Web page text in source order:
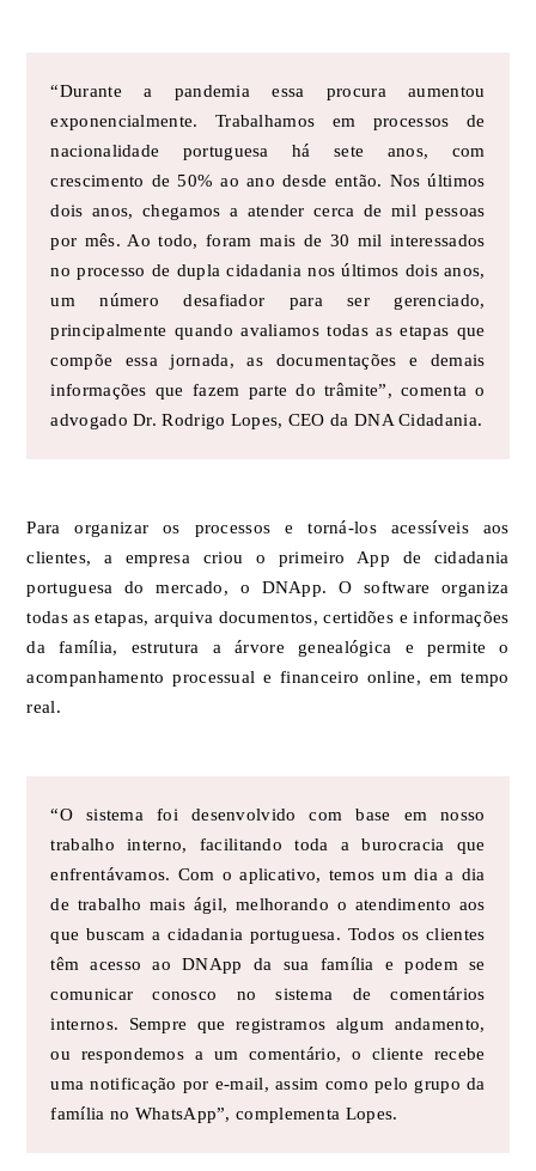
“Durante a pandemia essa procura aumentou
exponencialmente. Trabalhamos em processos de
nacionalidade portuguesa há sete anos, com
crescimento de 50% ao ano desde então. Nos últimos
dois anos, chegamos a atender cerca de mil pessoas
por mês. Ao todo, foram mais de 30 mil interessados
no processo de dupla cidadania nos últimos dois anos,
um número desafiador para ser gerenciado,
principalmente quando avaliamos todas as etapas que
compõe essa jornada, as documentações e demais
informações que fazem parte do trâmite”, comenta o
advogado Dr. Rodrigo Lopes, CEO da DNA Cidadania.
Para organizar os processos e torná-los acessíveis aos
clientes, a empresa criou o primeiro App de cidadania
portuguesa do mercado, o DNApp. O software organiza
todas as etapas, arquiva documentos, certidões e informações
da família, estrutura a árvore genealógica e permite o
acompanhamento processual e financeiro online, em tempo
real.
“O sistema foi desenvolvido com base em nosso
trabalho interno, facilitando toda a burocracia que
enfrentávamos. Com o aplicativo, temos um dia a dia
de trabalho mais ágil, melhorando o atendimento aos
que buscam a cidadania portuguesa. Todos os clientes
têm acesso ao DNApp da sua família e podem se
comunicar conosco no sistema de comentários
internos. Sempre que registramos algum andamento,
ou respondemos a um comentário, o cliente recebe
uma notificação por e-mail, assim como pelo grupo da
família no WhatsApp”, complementa Lopes.